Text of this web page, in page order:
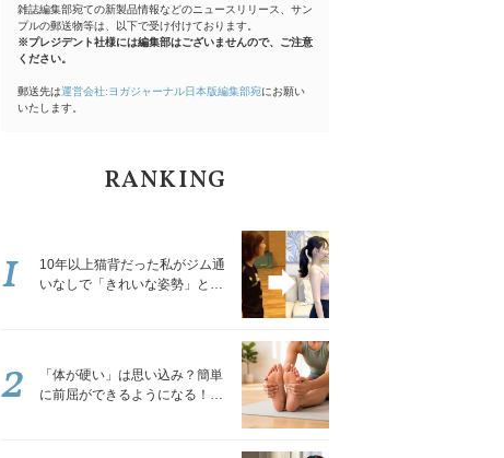
雑誌編集部宛ての新製品情報などのニュースリリース、サン
プルの郵送物等は、以下で受け付けております。
※プレジデント社様には編集部はございませんので、ご注意
ください。
郵送先は運営会社:ヨガジャーナル日本版編集部宛にお願い
いたします。
RANKING
10年以上猫背だった私がジム通
いなしで「きれいな姿勢」と褒
1
「体が硬い」は思い込み？簡単
に前屈ができるようになる！腿
2